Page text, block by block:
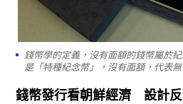
錢幣學的定義，沒有面額的錢幣屬於
是「特種紀念幣」，沒有面額，代表無
錢幣發行看朝鮮經濟 設計